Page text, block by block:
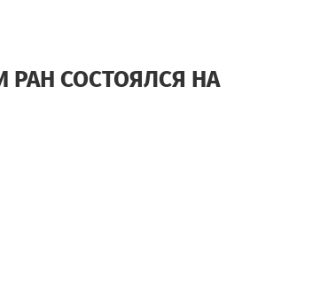
РАН СОСТОЯЛСЯ НА